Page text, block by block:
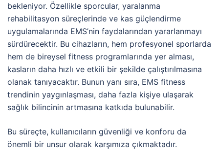
bekleniyor. Özellikle sporcular, yaralanma
rehabilitasyon süreçlerinde ve kas güçlendirme
uygulamalarında EMS’nin faydalarından yararlanmayı
sürdürecektir. Bu cihazların, hem profesyonel sporlarda
hem de bireysel fitness programlarında yer alması,
kasların daha hızlı ve etkili bir şekilde çalıştırılmasına
olanak tanıyacaktır. Bunun yanı sıra, EMS fitness
trendinin yaygınlaşması, daha fazla kişiye ulaşarak
sağlık bilincinin artmasına katkıda bulunabilir.
Bu süreçte, kullanıcıların güvenliği ve konforu da
önemli bir unsur olarak karşımıza çıkmaktadır.